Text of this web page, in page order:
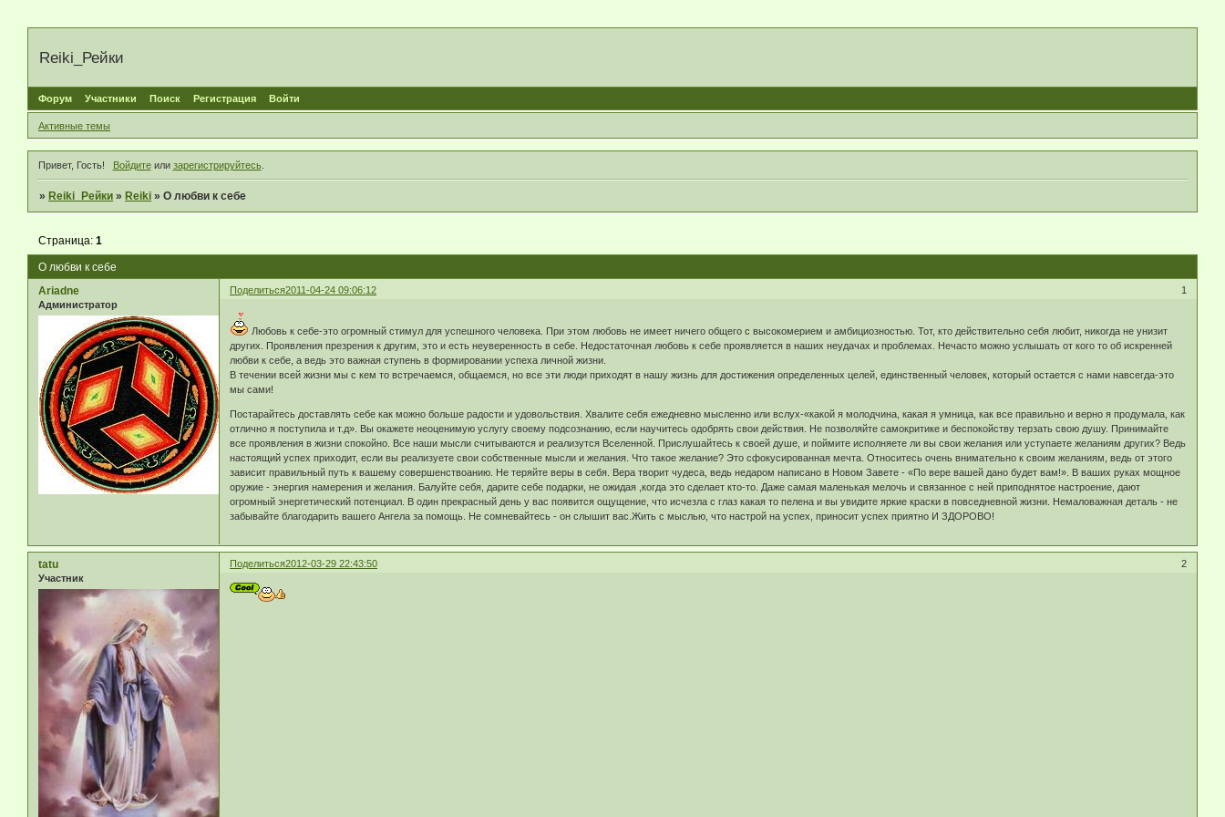
Reiki_Рейки
Форум Участники Поиск Регистрация Войти
Активные темы
Привет, Гость! Войдитеили зарегистрируйтесь.
» Reiki_Рейки » Reiki »О любви к себе
О любви к себе
Страница:1
Поделиться 1
2011-04-24 09:06:12
Ariadne
Администратор
Любовь к себе-это огромный стимул для успешного человека. При этом любовь не имеет ничего общего с высокомерием и амбициозностью. Тот, кто действительно себя любит, никогда не унизит
других. Проявления презрения к другим, это и есть неуверенность в себе. Недостаточная любовь к себе проявляется в наших неудачах и проблемах. Нечасто можно услышать от кого то об искренней
любви к себе, а ведь это важная ступень в формировании успеха личной жизни.
В течении всей жизни мы с кем то встречаемся, общаемся, но все эти люди приходят в нашу жизнь для достижения определенных целей, единственный человек, который остается с нами навсегда-это
мы сами!
Постарайтесь доставлять себе как можно больше радости и удовольствия. Хвалите себя ежедневно мысленно или вслух-«какой я молодчина, какая я умница, как все правильно и верно я продумала, как
отлично я поступила и т.д». Вы окажете неоценимую услугу своему подсознанию, если научитесь одобрять свои действия. Не позволяйте самокритике и беспокойству терзать свою душу. Принимайте
все проявления в жизни спокойно. Все наши мысли считываются и реализутся Вселенной. Прислушайтесь к своей душе, и поймите исполняете ли вы свои желания или уступаете желаниям других? Ведь
настоящий успех приходит, если вы реализуете свои собственные мысли и желания. Что такое желание? Это сфокусированная мечта. Относитесь очень внимательно к своим желаниям, ведь от этого
зависит правильный путь к вашему совершенствоанию. Не теряйте веры в себя. Вера творит чудеса, ведь недаром написано в Новом Завете - «По вере вашей дано будет вам!». В ваших руках мощное
оружие - энергия намерения и желания. Балуйте себя, дарите себе подарки, не ожидая ,когда это сделает кто-то. Даже самая маленькая мелочь и связанное с ней приподнятое настроение, дают
огромный энергетический потенциал. В один прекрасный день у вас появится ощущение, что исчезла с глаз какая то пелена и вы увидите яркие краски в повседневной жизни. Немаловажная деталь - не
забывайте благодарить вашего Ангела за помощь. Не сомневайтесь - он слышит вас.Жить с мыслью, что настрой на успех, приносит успех приятно И ЗДОРОВО!
Поделиться 2
2012-03-29 22:43:50
tatu
Участник